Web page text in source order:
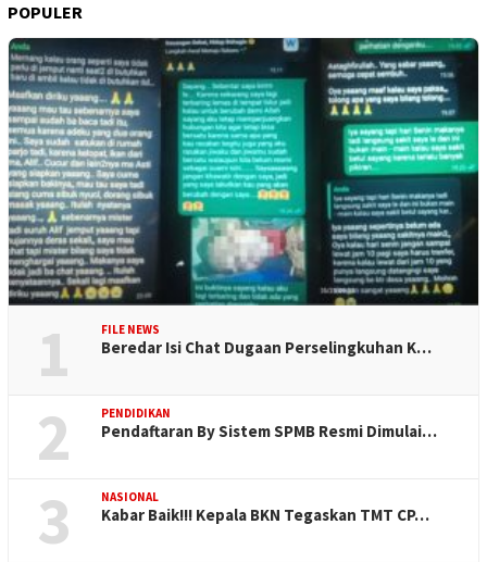
POPULER
1 FILE NEWS
Beredar Isi Chat Dugaan Perselingkuhan K…
2 PENDIDIKAN
Pendaftaran By Sistem SPMB Resmi Dimulai…
3 NASIONAL
Kabar Baik!!! Kepala BKN Tegaskan TMT CP…